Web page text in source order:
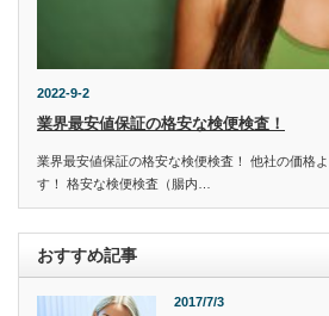
2022-9-2
業界最安値保証の格安な検便検査！
業界最安値保証の格安な検便検査！ 他社の価格
す！ 格安な検便検査（腸内…
おすすめ記事
2017/7/3